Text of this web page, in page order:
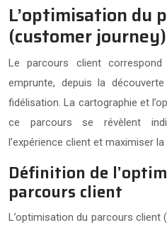
L’optimisation du
(customer journey)
Le parcours client
emprunte, depuis la
fidélisation. La cartographie et
ce parcours se révèlent
l’expérience client et maximiser
Définition de
parcours client
L’optimisation du parcours